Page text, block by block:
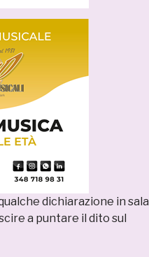
dichiarazione in sala
a puntare il dito sul